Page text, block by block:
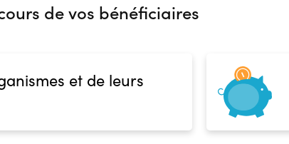
de vos bénéficiaires
et de leurs